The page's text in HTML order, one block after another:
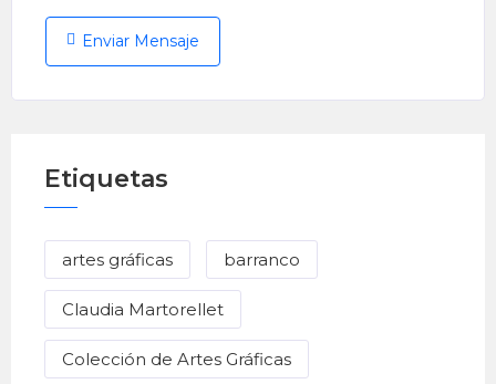
Enviar Mensaje
Etiquetas
artes gráficas barranco
Claudia Martorellet
Colección de Artes Gráficas